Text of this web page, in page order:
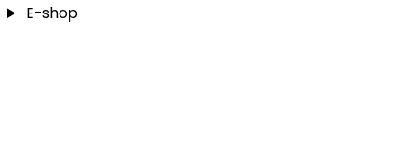
E-shop